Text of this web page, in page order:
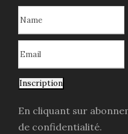
Inscription
En cliquant sur
de confidentialité.